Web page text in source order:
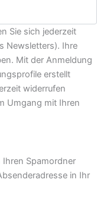
Sie sich jederzeit
Newsletters). Ihre
Mit der Anmeldung
erstellt
widerrufen
Umgang mit Ihren
Spamordner
in Ihr